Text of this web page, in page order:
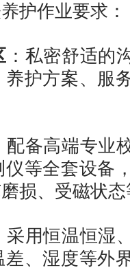
护作业要求：
：私密舒适的
护方案、服
配备高端专业
等全套设备
损、受磁状
采用恒温恒湿
、湿度等外